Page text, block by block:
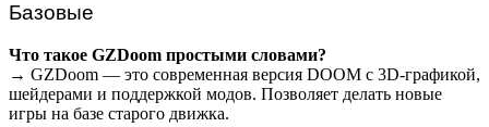
Базовые
Что такое GZDoom простыми словами?
→ GZDoom — это современная версия DOOM с 3D-графикой,
шейдерами и поддержкой модов. Позволяет делать новые
игры на базе старого движка.